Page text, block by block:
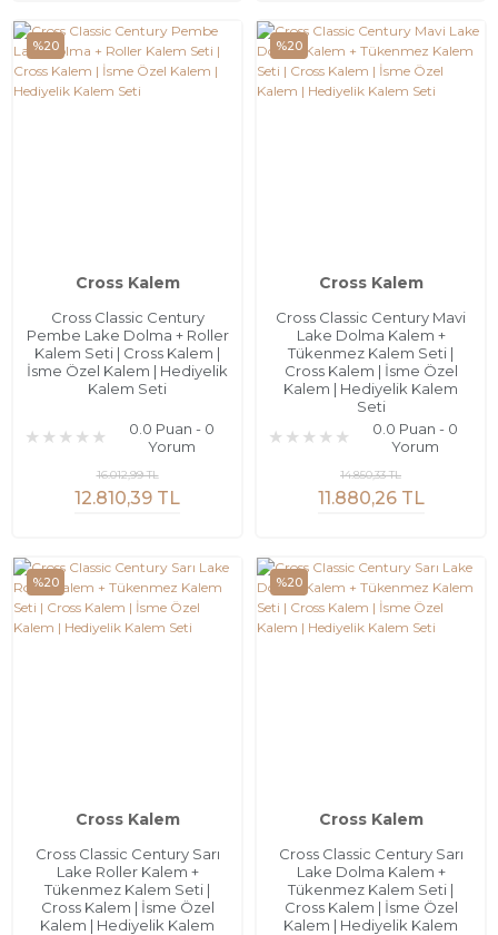
%20
Cross Kalem
Cross Classic Century
Pembe Lake Dolma + Roller
Kalem Seti | Cross Kalem |
İsme Özel Kalem | Hediyelik
Kalem Seti
0.0 Puan - 0
Yorum
12.810,39 TL
16.012,99 TL
%20
Cross Kalem
Cross Classic Century Mavi
Lake Dolma Kalem +
Tükenmez Kalem Seti |
Cross Kalem | İsme Özel
Kalem | Hediyelik Kalem
Seti
0.0 Puan - 0
Yorum
11.880,26 TL
14.850,33 TL
%20
Cross Kalem
Cross Classic Century Sarı
Lake Roller Kalem +
Tükenmez Kalem Seti |
Cross Kalem | İsme Özel
Kalem | Hediyelik Kalem
%20
Cross Kalem
Cross Classic Century Sarı
Lake Dolma Kalem +
Tükenmez Kalem Seti |
Cross Kalem | İsme Özel
Kalem | Hediyelik Kalem